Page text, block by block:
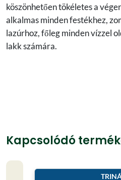
köszönhetően tökéletes a
alkalmas minden festékhez,
lazúrhoz, főleg minden vízzel
lakk számára.
Kapcsolódó